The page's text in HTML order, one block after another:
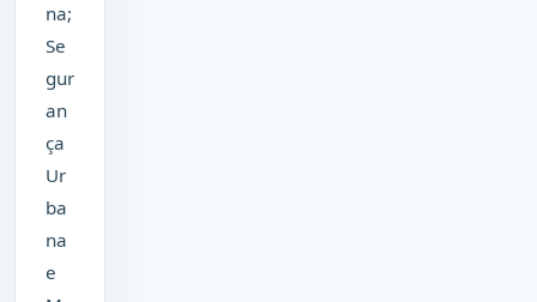
na;
Se
gur
an
ça
Ur
ba
na
e